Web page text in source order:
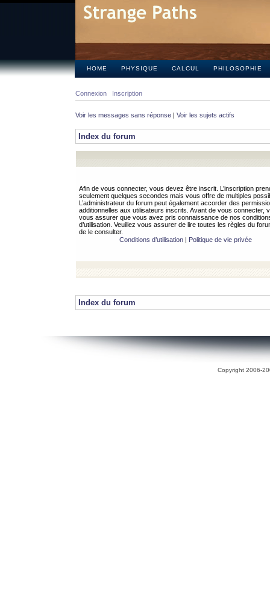
HOME PHYSIQUE CALCUL PHILOSOPHIE
Connexion Inscription
Voir les messages sans réponse | Voir les sujets actifs
Index du forum
Afin de vous connecter, vous devez être inscrit. L’inscription
seulement quelques secondes mais vous offre de multiples
L’administrateur du forum peut également accorder des
additionnelles aux utilisateurs inscrits. Avant de vous connecter,
vous assurer que vous avez pris connaissance de nos
d’utilisation. Veuillez vous assurer de lire toutes les règles du
de le consulter.
Conditions d’utilisation| Politique de vie privée
Index du forum
Copyright 2006-